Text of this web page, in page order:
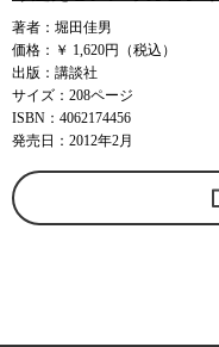
著者：堀田佳男
価格：￥ 1,620円（税込）
出版：講談社
サイズ：208ページ
ISBN：4062174456
発売日：2012年2月